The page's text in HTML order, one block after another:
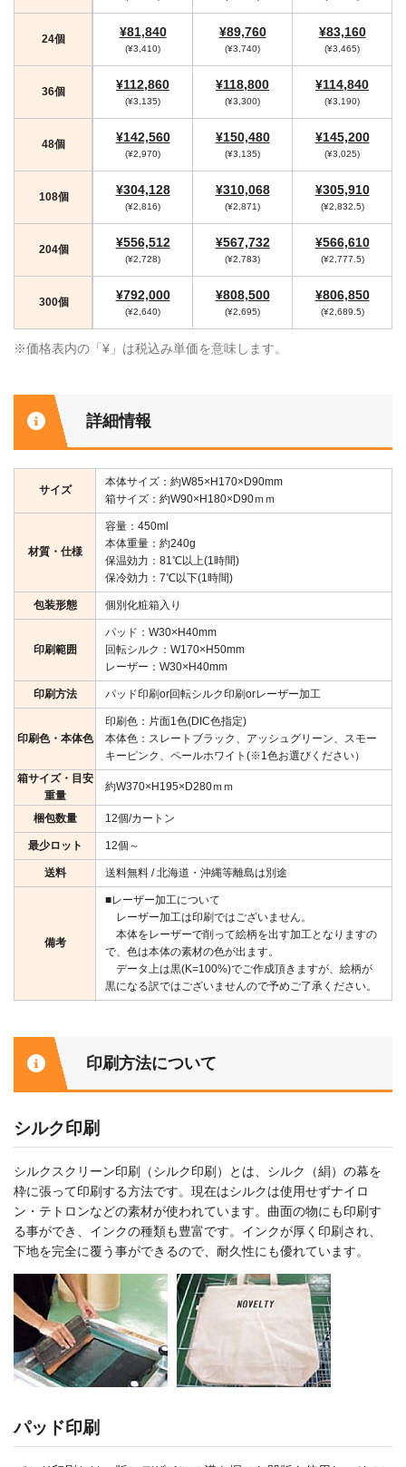
24個 ¥81,840
(¥3,410)
¥89,760
(¥3,740)
¥83,160
(¥3,465)
36個 ¥112,860
(¥3,135)
¥118,800
(¥3,300)
¥114,840
(¥3,190)
48個 ¥142,560
(¥2,970)
¥150,480
(¥3,135)
¥145,200
(¥3,025)
108個 ¥304,128
(¥2,816)
¥310,068
(¥2,871)
¥305,910
(¥2,832.5)
204個 ¥556,512
(¥2,728)
¥567,732
(¥2,783)
¥566,610
(¥2,777.5)
300個 ¥792,000
(¥2,640)
¥808,500
(¥2,695)
¥806,850
(¥2,689.5)
※価格表内の「¥」は税込み単価を意味します。
詳細情報
サイズ
本体サイズ：約W85×H170×D90mm
箱サイズ：約W90×H180×D90ｍｍ
材質・仕様
容量：450ml
本体重量：約240g
保温効力：81℃以上(1時間)
保冷効力：7℃以下(1時間)
包装形態 個別化粧箱入り
印刷範囲
パッド：W30×H40mm
回転シルク：W170×H50mm
レーザー：W30×H40mm
印刷方法 パッド印刷or回転シルク印刷orレーザー加工
印刷色・本体色
印刷色：片面1色(DIC色指定)
本体色：スレートブラック、アッシュグリーン、スモー
キーピンク、ペールホワイト(※1色お選びください）
箱サイズ・目安
重量
約W370×H195×D280ｍｍ
梱包数量 12個/カートン
最少ロット 12個～
送料 送料無料 / 北海道・沖縄等離島は別途
備考
■レーザー加工について
レーザー加工は印刷ではございません。
本体をレーザーで削って絵柄を出す加工となりますの
で、色は本体の素材の色が出ます。
データ上は黒(K=100%)でご作成頂きますが、絵柄が
黒になる訳ではございませんので予めご了承ください。
印刷方法について
シルク印刷
シルクスクリーン印刷（シルク印刷）とは、シルク（絹）の幕を
枠に張って印刷する方法です。現在はシルクは使用せずナイロ
ン・テトロンなどの素材が使われています。曲面の物にも印刷す
る事ができ、インクの種類も豊富です。インクが厚く印刷され、
下地を完全に覆う事ができるので、耐久性にも優れています。
パッド印刷